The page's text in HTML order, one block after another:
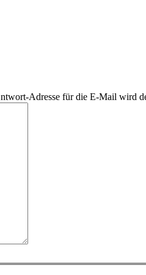
Adresse für die E-Mail wird